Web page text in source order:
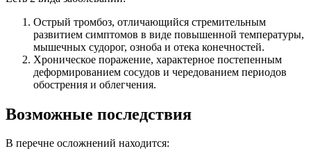
Острый тромбоз, отличающийся стремительным
развитием симптомов в виде повышенной температуры,
мышечных судорог, озноба и отека конечностей.
Хроническое поражение, характерное постепенным
деформированием сосудов и чередованием периодов
обострения и облегчения.
Возможные последствия
В перечне осложнений находится: